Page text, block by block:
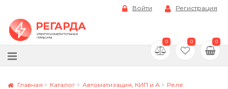
Войти Регистрация
0 0 0
Главная Каталог Автоматизация, КИП и А
Реле